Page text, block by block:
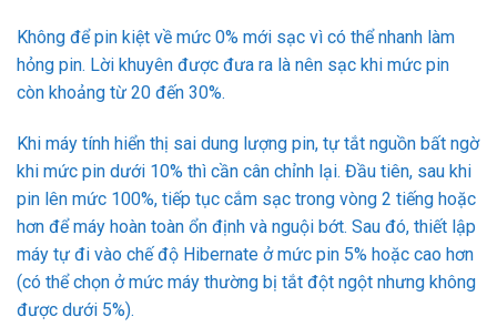
Không để pin kiệt về mức 0% mới sạc vì có thể nhanh làm
hỏng pin. Lời khuyên được đưa ra là nên sạc khi mức pin
còn khoảng từ 20 đến 30%.
Khi máy tính hiển thị sai dung lượng pin, tự tắt nguồn bất ngờ
khi mức pin dưới 10% thì cần cân chỉnh lại. Đầu tiên, sau khi
pin lên mức 100%, tiếp tục cắm sạc trong vòng 2 tiếng hoặc
hơn để máy hoàn toàn ổn định và nguội bớt. Sau đó, thiết lập
máy tự đi vào chế độ Hibernate ở mức pin 5% hoặc cao hơn
(có thể chọn ở mức máy thường bị tắt đột ngột nhưng không
được dưới 5%).